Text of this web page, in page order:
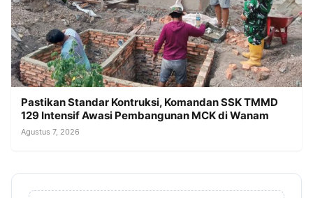
Pastikan Standar Kontruksi, Komandan SSK TMMD
129 Intensif Awasi Pembangunan MCK di Wanam
Agustus 7, 2026